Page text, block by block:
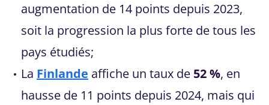
augmentation de 14 points depuis 2023,
soit la progression la plus forte de tous les
pays étudiés;
La Finlande affiche un taux de 52 %, en
hausse de 11 points depuis 2024, mais qui